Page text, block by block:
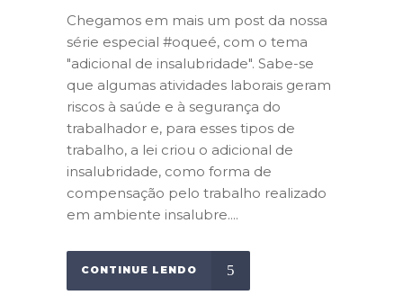
Chegamos em mais um post da nossa
série especial #oqueé, com o tema
"adicional de insalubridade". Sabe-se
que algumas atividades laborais geram
riscos à saúde e à segurança do
trabalhador e, para esses tipos de
trabalho, a lei criou o adicional de
insalubridade, como forma de
compensação pelo trabalho realizado
em ambiente insalubre....
CONTINUE LENDO